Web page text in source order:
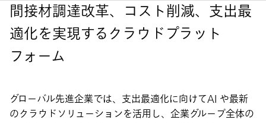
間接材調達改革、コスト削減、支出最
適化を実現するクラウドプラット
フォーム
グローバル先進企業では、支出最適化に向けてAI や最新
のクラウドソリューションを活用し、企業グループ全体の